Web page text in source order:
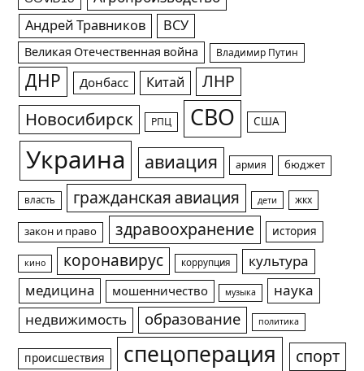
Андрей Травников ВСУ
Великая Отечественная война Владимир Путин
ДНР Донбасс Китай ЛНР
Новосибирск РПЦ СВО США
Украина авиация армия бюджет
власть гражданская авиация дети жкх
закон и право здравоохранение история
кино коронавирус коррупция
культура
медицина
мошенничество музыка
наука
недвижимость
образование политика
происшествия спецоперация спорт